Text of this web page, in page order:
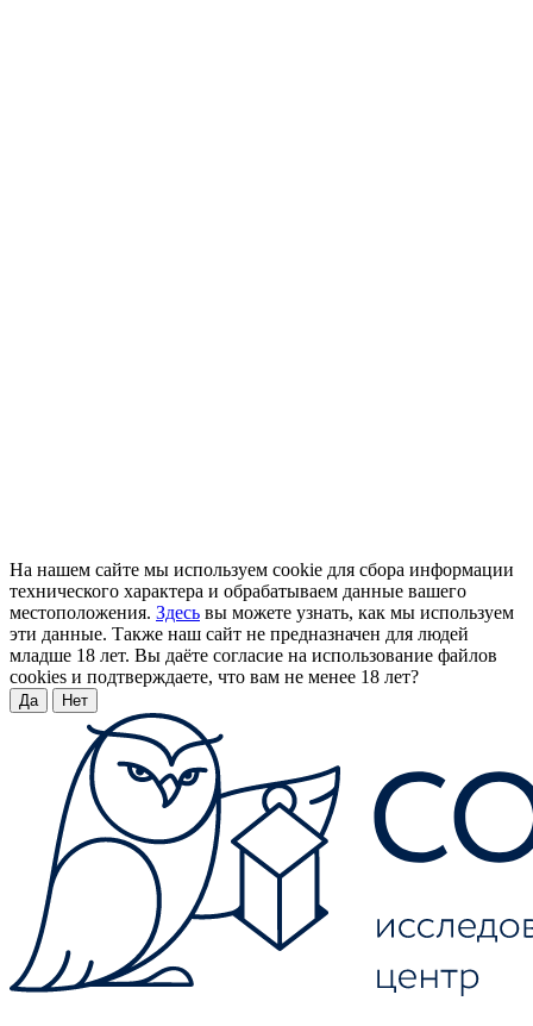
На нашем сайте мы используем cookie для сбора информации
технического характера и обрабатываем данные вашего
местоположения. Здесь вы можете узнать, как мы используем
эти данные. Также наш сайт не предназначен для людей
младше 18 лет. Вы даёте согласие на использование файлов
cookies и подтверждаете, что вам не менее 18 лет?
Да Нет